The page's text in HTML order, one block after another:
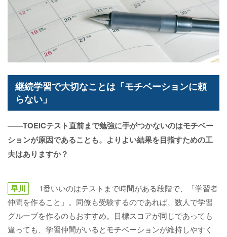
継続学習で大切なことは「モチベーションに頼
らない」
――TOEICテスト直前まで勉強に手がつかないのはモチベー
ションが原因であることも。よりよい結果を目指すための工
夫はありますか？
早川
1番いいのはテストまで時間がある段階で、「学習者
仲間を作ること」。同僚も受験するのであれば、数人で学習
グループを作るのもおすすめ。目標スコアが同じであっても
違っても、学習仲間がいるとモチベーションが維持しやすく